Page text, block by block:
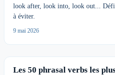
look after, look into, look out...
à éviter.
9 mai 2026
Les 50 phrasal verbs les